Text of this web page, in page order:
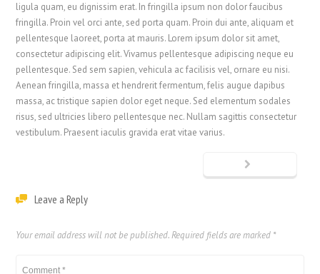
ligula quam, eu dignissim erat. In fringilla ipsum non dolor faucibus
fringilla. Proin vel orci ante, sed porta quam. Proin dui ante, aliquam et
pellentesque laoreet, porta at mauris. Lorem ipsum dolor sit amet,
consectetur adipiscing elit. Vivamus pellentesque adipiscing neque eu
pellentesque. Sed sem sapien, vehicula ac facilisis vel, ornare eu nisi.
Aenean fringilla, massa et hendrerit fermentum, felis augue dapibus
massa, ac tristique sapien dolor eget neque. Sed elementum sodales
risus, sed ultricies libero pellentesque nec. Nullam sagittis consectetur
vestibulum. Praesent iaculis gravida erat vitae varius.
Leave a Reply
Your email address will not be published. Required fields are marked *